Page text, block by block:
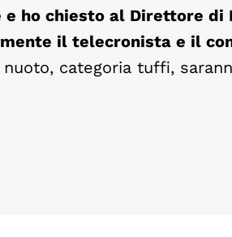
ho chiesto al Direttore di
il telecronista e il
categoria tuffi,